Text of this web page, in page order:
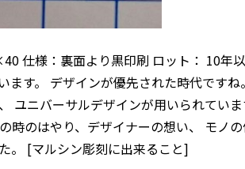
仕様：裏面より黒印刷 ロット： 10年
す。 デザインが優先された時代です
ユニバーサルデザインが用いられてい
時のはやり、デザイナーの想い、 モノ
。 [マルシン彫刻に出来ること]